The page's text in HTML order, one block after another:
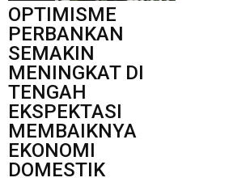
​OPTIMISME
PERBANKAN
SEMAKIN
MENINGKAT DI
TENGAH
EKSPEKTASI
MEMBAIKNYA
EKONOMI
DOMESTIK